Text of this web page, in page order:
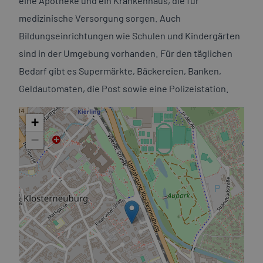
verfügt über mehrere Ausgänge auf eine der beiden
Terrassen. In der Küche können Sie sich beim Kochen
verwirklichen. Alle notwendigen Anschlüsse sind
vorhanden, sodass Sie Ihre neue Traumküche nach
Ihren Wünschen und Bedürfnissen gestalten können.
Es stehen Ihnen 4 weitere Zimmer zur Verfügung,
welche sich perfekt als Schlaf-, Kinder-, Arbeits- oder
Gästezimmer eignen. Eines der Zimmer hat einen
Ausgang auf eine Terrasse und einen wunderschönen
Stiftsblick.
Die Ausstattung der Wohnung ist modern und
hochwertig. Fliesen und Parkettböden sorgen für ein
elegantes und charmantes Ambiente. Eine
Fußbodenheizung sorgt für wohlige Wärme in den
medizinische Versorgung sorgen. Auch
Bildungseinrichtungen wie Schulen und Kindergärten
sind in der Umgebung vorhanden. Für den täglichen
Bedarf gibt es Supermärkte, Bäckereien, Banken,
Geldautomaten, die Post sowie eine Polizeistation.
+
−